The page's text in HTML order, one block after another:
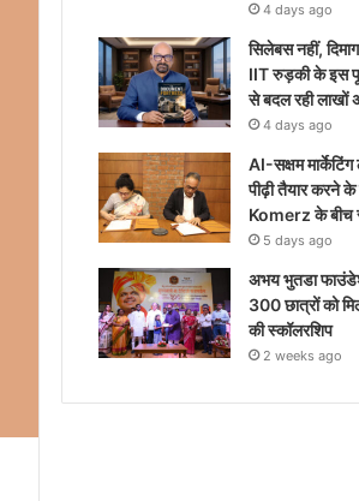
4 days ago
सिलेबस नहीं, दिमाग
IIT रुड़की के इस
से बदल रही लाखों
4 days ago
AI-सक्षम
पीढ़ी तैयार करने
Komerz के बीच
5 days ago
अभय भुतडा
300 छात्रों को
की स्कॉलरशिप
2 weeks ago